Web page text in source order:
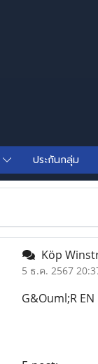
ประกันกลุ่ม
Köp
5 ธ.ค. 2567
G&Ouml;R EN